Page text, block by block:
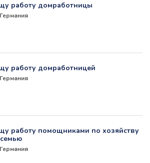
работу домработницы
Германия
работу домработницей
Германия
работу помощниками по хозяйству
Германия